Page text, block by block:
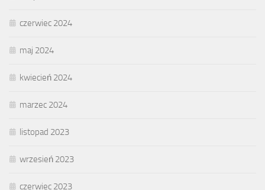
czerwiec 2024
maj 2024
kwiecień 2024
marzec 2024
listopad 2023
wrzesień 2023
czerwiec 2023